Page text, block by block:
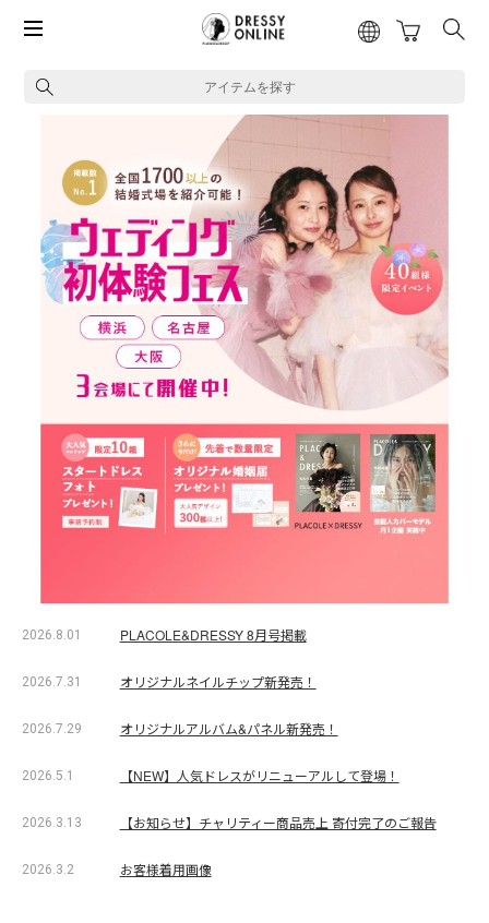
アイテムを探す
2026.8.01 PLACOLE&DRESSY 8月号掲載
2026.7.31 オリジナルネイルチップ新発売！
2026.7.29 オリジナルアルバム&パネル新発売！
2026.5.1 【NEW】人気ドレスがリニューアルして登場！
2026.3.13 【お知らせ】チャリティー商品売上 寄付完了のご報告
2026.3.2 お客様着用画像